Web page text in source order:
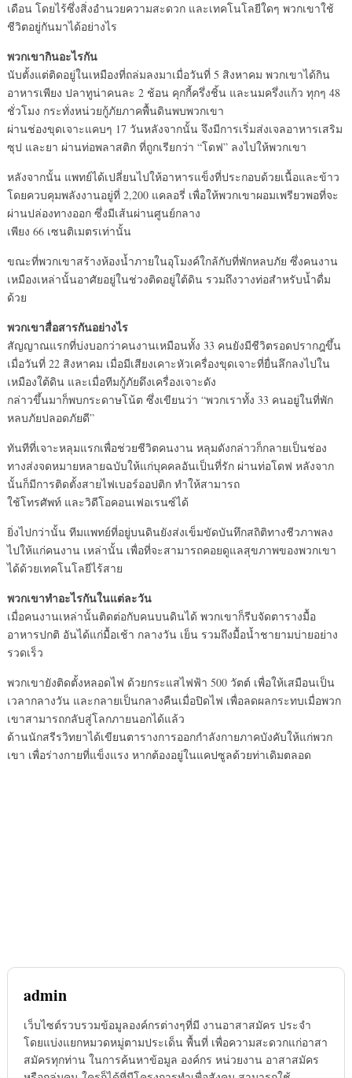
เดือน โดยไร้ซึ่งสิ่งอำนวยความสะดวก และเทคโนโลยีใดๆ พวกเขาใช้
ชีวิตอยู่กันมาได้อย่างไร
พวกเขากินอะไรกัน
นับตั้งแต่ติดอยู่ในเหมืองที่ถล่มลงมาเมื่อวันที่ 5 สิงหาคม พวกเขาได้กิน
อาหารเพียง ปลาทูน่าคนละ 2 ช้อน คุกกี้ครึ่งชิ้น และนมครึ่งแก้ว ทุกๆ 48
ชั่วโมง กระทั่งหน่วยกู้ภัยภาคพื้นดินพบพวกเขา
ผ่านช่องขุดเจาะแคบๆ 17 วันหลังจากนั้น จึงมีการเริ่มส่งเจลอาหารเสริม
ซุป และยา ผ่านท่อพลาสติก ที่ถูกเรียกว่า “โดฟ” ลงไปให้พวกเขา
หลังจากนั้น แพทย์ได้เปลี่ยนไปให้อาหารแข็งที่ประกอบด้วยเนื้อและข้าว
โดยควบคุมพลังงานอยู่ที่ 2,200 แคลอรี่ เพื่อให้พวกเขาผอมเพรียวพอที่จะ
ผ่านปล่องทางออก ซึ่งมีเส้นผ่านศูนย์กลาง
เพียง 66 เซนติเมตรเท่านั้น
ขณะที่พวกเขาสร้างห้องน้ำภายในอุโมงค์ใกล้กับที่พักหลบภัย ซึ่งคนงาน
เหมืองเหล่านั้นอาศัยอยู่ในช่วงติดอยู่ใต้ดิน รวมถึงวางท่อสำหรับน้ำดื่ม
ด้วย
พวกเขาสื่อสารกันอย่างไร
สัญญาณแรกที่บ่งบอกว่าคนงานเหมือนทั้ง 33 คนยังมีชีวิตรอดปรากฎขึ้น
เมื่อวันที่ 22 สิงหาคม เมื่อมีเสียงเคาะหัวเครื่องขุดเจาะที่ยื่นลึกลงไปใน
เหมืองใต้ดิน และเมื่อทีมกู้ภัยดึงเครื่องเจาะดัง
กล่าวขึ้นมาก็พบกระดาษโน้ต ซึ่งเขียนว่า “พวกเราทั้ง 33 คนอยู่ในที่พัก
หลบภัยปลอดภัยดี”
ทันทีที่เจาะหลุมแรกเพื่อช่วยชีวิตคนงาน หลุมดังกล่าวก็กลายเป็นช่อง
ทางส่งจดหมายหลายฉบับให้แก่บุคคลอันเป็นที่รัก ผ่านท่อโดฟ หลังจาก
นั้นก็มีการติดตั้งสายไฟเบอร์ออปติก ทำให้สามารถ
ใช้โทรศัพท์ และวิดีโอคอนเฟอเรนซ์ได้
ยิ่งไปกว่านั้น ทีมแพทย์ที่อยู่บนดินยังส่งเข็มขัดบันทึกสถิติทางชีวภาพลง
ไปให้แก่คนงาน เหล่านั้น เพื่อที่จะสามารถคอยดูแลสุขภาพของพวกเขา
ได้ด้วยเทคโนโลยีไร้สาย
พวกเขาทำอะไรกันในแต่ละวัน
เมื่อคนงานเหล่านั้นติดต่อกับคนบนดินได้ พวกเขาก็รีบจัดตารางมื้อ
อาหารปกติ อันได้แก่มื้อเช้า กลางวัน เย็น รวมถึงมื้อน้ำชายามบ่ายอย่าง
รวดเร็ว
พวกเขายังติดตั้งหลอดไฟ ด้วยกระแสไฟฟ้า 500 วัตต์ เพื่อให้เสมือนเป็น
เวลากลางวัน และกลายเป็นกลางคืนเมื่อปิดไฟ เพื่อลดผลกระทบเมื่อพวก
เขาสามารถกลับสู่โลกภายนอกได้แล้ว
ด้านนักสรีรวิทยาได้เขียนตารางการออกกำลังกายภาคบังคับให้แก่พวก
เขา เพื่อร่างกายที่แข็งแรง หากต้องอยู่ในแคปซูลด้วยท่าเดิมตลอด
admin
เว็บไซต์รวบรวมข้อมูลองค์กรต่างๆที่มี งานอาสาสมัคร ประจำ
โดยแบ่งแยกหมวดหมู่ตามประเด็น พื้นที่ เพื่อความสะดวกแก่อาสา
สมัครทุกท่าน ในการค้นหาข้อมูล องค์กร หน่วยงาน อาสาสมัคร